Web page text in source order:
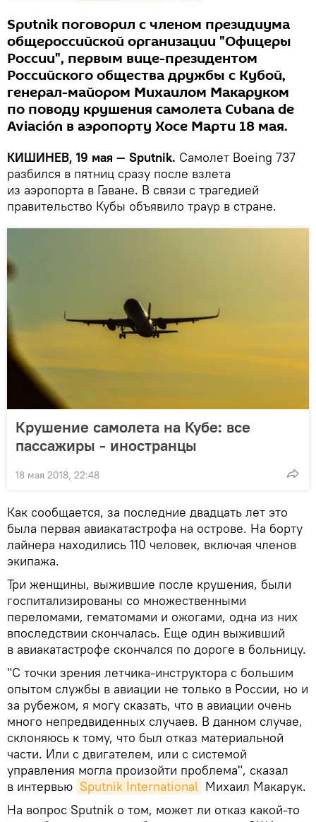
Sputnik поговорил с членом президиума
общероссийской организации "Офицеры
России", первым вице-президентом
Российского общества дружбы с Кубой,
генерал-майором Михаилом Макаруком
по поводу крушения самолета Cubana de
Aviación в аэропорту Хосе Марти 18 мая.
КИШИНЕВ, 19 мая — Sputnik. Самолет Boeing 737
разбился в пятниц сразу после взлета
из аэропорта в Гаване. В связи с трагедией
правительство Кубы объявило траур в стране.
Крушение самолета на Кубе: все
пассажиры - иностранцы
18 мая 2018, 22:48
Как сообщается, за последние двадцать лет это
была первая авиакатастрофа на острове. На борту
лайнера находились 110 человек, включая членов
экипажа.
Три женщины, выжившие после крушения, были
госпитализированы со множественными
переломами, гематомами и ожогами, одна из них
впоследствии скончалась. Еще один выживший
в авиакатастрофе скончался по дороге в больницу.
"С точки зрения летчика-инструктора с большим
опытом службы в авиации не только в России, но и
за рубежом, я могу сказать, что в авиации очень
много непредвиденных случаев. В данном случае,
склоняюсь к тому, что был отказ материальной
части. Или с двигателем, или с системой
управления могла произойти проблема", сказал
в интервью Sputnik International Михаил Макарук.
На вопрос Sputnik о том, может ли отказ какой-то